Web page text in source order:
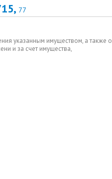
77
указанным имуществом, а также о
и за счет имущества,